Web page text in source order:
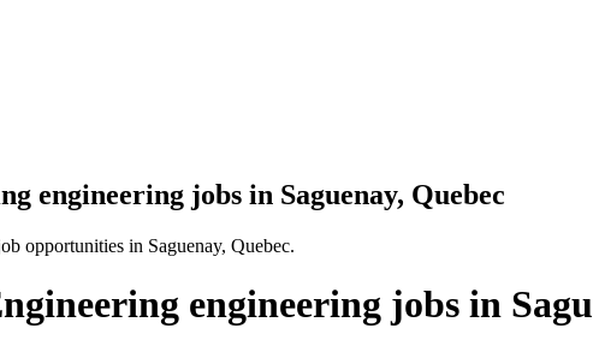
engineering jobs in Saguenay, Quebec
opportunities in Saguenay, Quebec.
engineering jobs in